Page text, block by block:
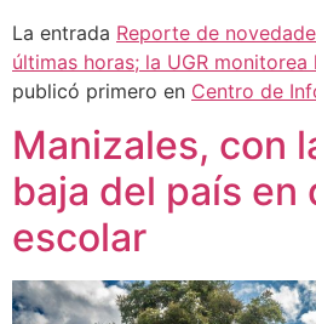
La entrada Reporte de
últimas horas; la UGR
publicó primero en Centro de
Manizales, con
baja del país en
escolar